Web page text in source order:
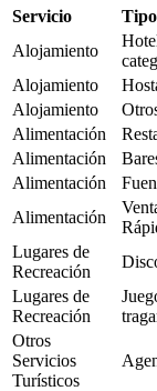
Servicio
Alojamiento
Alojamiento
Alojamiento
Alimentación
Alimentación
Alimentación
Alimentación
Lugares de
Recreación
Lugares de
Recreación
Otros
Servicios
Turísticos